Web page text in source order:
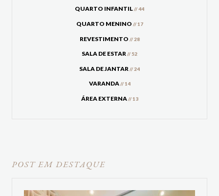
QUARTO INFANTIL// 44
QUARTO MENINO // 17
REVESTIMENTO // 28
SALA DE ESTAR// 52
SALA DE JANTAR // 24
VARANDA// 14
ÁREA EXTERNA// 13
POST EM DESTAQUE